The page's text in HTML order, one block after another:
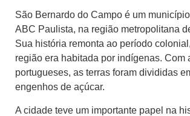
São Bernardo do Campo é um
ABC Paulista, na região metropolitana
Sua história remonta ao período
região era habitada por indígenas. Com
portugueses, as terras foram divididas
engenhos de açúcar.
A cidade teve um importante papel na